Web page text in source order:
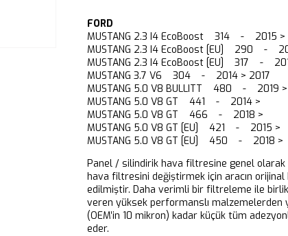
FORD
MUSTANG 2.3 I4 EcoBoost 314 - 2015
MUSTANG 2.3 I4 EcoBoost [EU] 290 -
MUSTANG 2.3 I4 EcoBoost [EU] 317 -
MUSTANG 3.7 V6 304 - 2014 > 2017
MUSTANG 5.0 V8 BULLITT 480 - 2019
MUSTANG 5.0 V8 GT 441 - 2014 >
MUSTANG 5.0 V8 GT 466 - 2018 >
MUSTANG 5.0 V8 GT [EU] 421 - 2015 >
MUSTANG 5.0 V8 GT [EU] 450 - 2018 >
Panel / silindirik hava filtresine genel olarak
hava filtresini değiştirmek için aracın
edilmiştir. Daha verimli bir filtreleme ile
veren yüksek performanslı malzemelerden
(OEM’in 10 mikron) kadar küçük tüm
eder.